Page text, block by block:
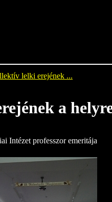
lelki erejének ...
a
Intézet professzor emeritája